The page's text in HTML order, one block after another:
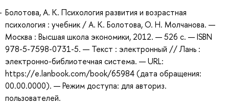
Болотова, А. К. Психология развития и возрастная
психология : учебник / А. К. Болотова, О. Н. Молчанова. —
Москва : Высшая школа экономики, 2012. — 526 с. — ISBN
978-5-7598-0731-5. — Текст : электронный // Лань :
электронно-библиотечная система. — URL:
https://e.lanbook.com/book/65984 (дата обращения:
00.00.0000). — Режим доступа: для авториз.
пользователей.